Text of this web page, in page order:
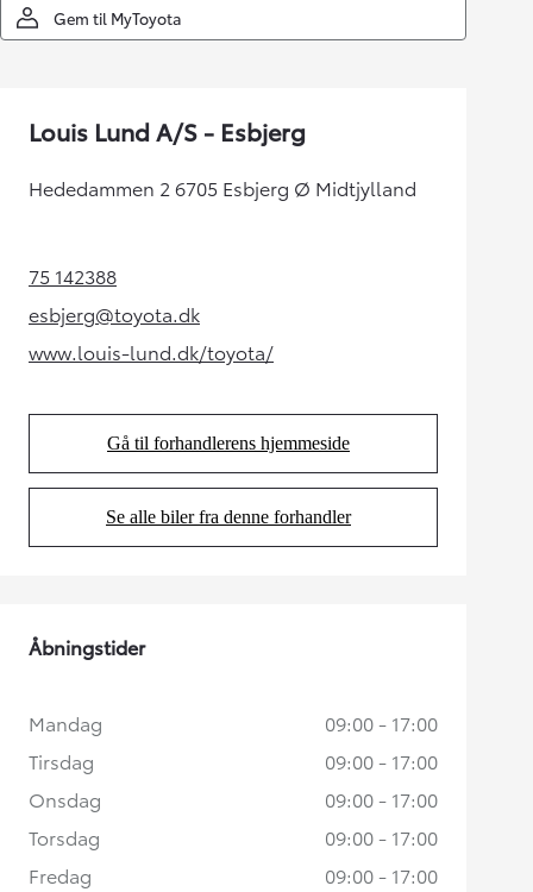
Gem til MyToyota
Louis Lund A/S - Esbjerg
Hededammen 2 6705 Esbjerg Ø Midtjylland
75 142388(Opens in new tab)
esbjerg@toyota.dk
(Opens in new tab)
www.louis-lund.dk/toyota/
(Opens in new tab)
Gå til forhandlerens hjemmeside
(Opens in new tab)
Se alle biler fra denne forhandler
(Opens in new tab)
Åbningstider
Mandag
09:00 - 17:00
Tirsdag
09:00 - 17:00
Onsdag
09:00 - 17:00
Torsdag
09:00 - 17:00
Fredag
09:00 - 17:00